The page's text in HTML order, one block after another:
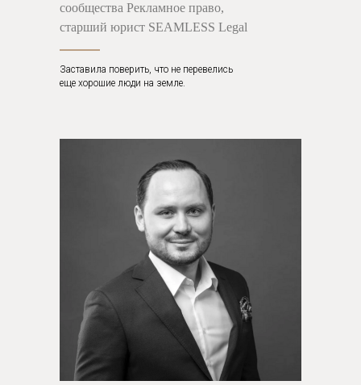
сообщества Рекламное право,
старший юрист SEAMLESS Legal
Заставила поверить, что не перевелись
еще хорошие люди на земле.